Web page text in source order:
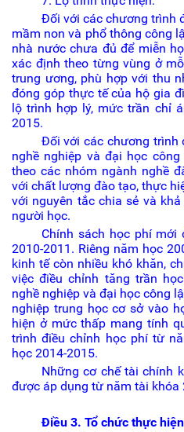
Đối với các chương trình
mầm non và phổ thông công
nhà nước chưa đủ để miễn
xác định theo từng vùng ở
trung ương, phù hợp với thu
đóng góp thực tế của hộ gia
lộ trình hợp lý, mức trần chỉ
2015.
Đối với các chương trình
nghề nghiệp và đại học
theo các nhóm ngành nghề
với chất lượng đào tạo, thực
với nguyên tắc chia sẻ và
người học.
Chính sách học phí
2010-2011. Riêng năm học
kinh tế còn nhiều khó khăn,
việc điều chỉnh tăng trần
nghề nghiệp và đại học công
nghiệp trung học cơ sở vào
hiện ở mức thấp mang tính
trình điều chỉnh học phí từ
học 2014-2015.
Những cơ chế tài chính
được áp dụng từ năm tài khóa
Điều 3. Tổ chức thực